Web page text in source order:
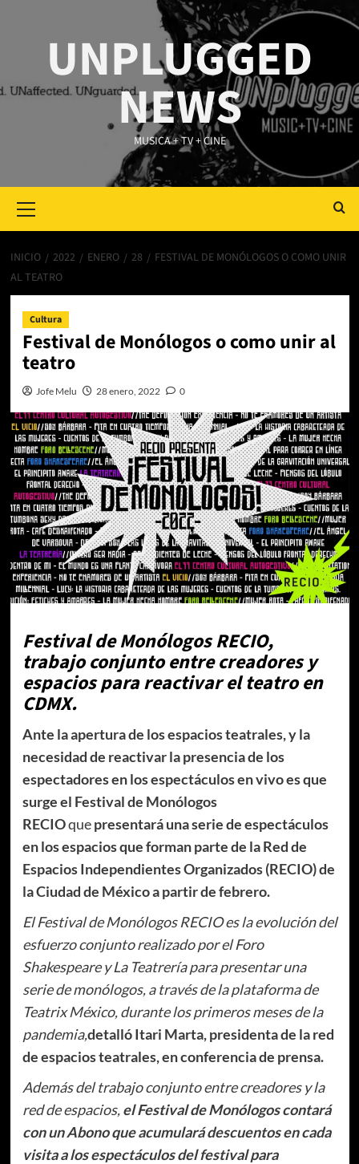
UNPLUGGED
NEWS
MUSICA + TV + CINE
Menu
INICIO 2022 ENERO 28
FESTIVAL DE MONÓLOGOS O COMO UNIR
AL TEATRO
Cultura
Festival de Monólogos o como unir al
teatro
Jofe Melu 28 enero, 2022 0
Festival de Monólogos RECIO,
trabajo conjunto entre creadores y
espacios para reactivar el teatro en
CDMX.
Ante la apertura de los espacios teatrales, y la
necesidad de reactivar la presencia de los
espectadores en los espectáculos en vivo es que
surge el Festival de Monólogos
RECIOquepresentará una serie de espectáculos
en los espacios que forman parte de la Red de
Espacios Independientes Organizados (RECIO) de
la Ciudad de México a partir de febrero.
El Festival de Monólogos RECIO es la evolución del
esfuerzo conjunto realizado por el Foro
Shakespeare y La Teatrería para presentar una
serie de monólogos, a través de la plataforma de
Teatrix México, durante los primeros meses de la
pandemia,detalló Itari Marta, presidenta de la red
de espacios teatrales, en conferencia de prensa.
Además del trabajo conjunto entre creadores y la
red de espacios,el Festival de Monólogos contará
con un Abono que acumulará descuentos en cada
visita a los espectáculos del festival para